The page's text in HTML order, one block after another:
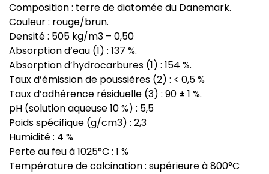
Composition : terre de diatomée du Danemark.
Couleur : rouge/brun.
Densité : 505 kg/m3 – 0,50
Absorption d’eau (1) : 137 %.
Absorption d’hydrocarbures (1) : 154 %.
Taux d’émission de poussières (2) : < 0,5 %
Taux d’adhérence résiduelle (3) : 90 ± 1 %.
pH (solution aqueuse 10 %) : 5,5
Poids spécifique (g/cm3) : 2,3
Humidité : 4 %
Perte au feu à 1025°C : 1 %
Température de calcination : supérieure à 800°C